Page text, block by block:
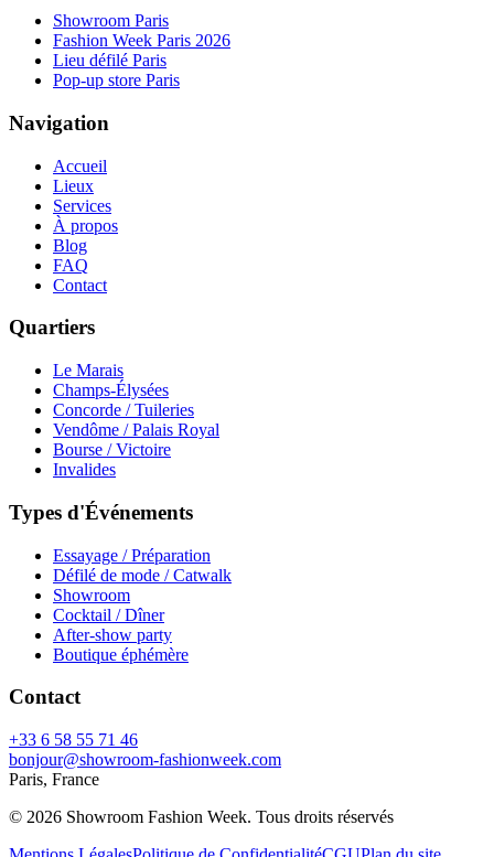
Showroom Paris
Fashion Week Paris 2026
Lieu défilé Paris
Pop-up store Paris
Navigation
Accueil
Lieux
Services
À propos
Blog
FAQ
Contact
Quartiers
Le Marais
Champs-Élysées
Concorde / Tuileries
Vendôme / Palais Royal
Bourse / Victoire
Invalides
Types d'Événements
Essayage / Préparation
Défilé de mode / Catwalk
Showroom
Cocktail / Dîner
After-show party
Boutique éphémère
Contact
+33 6 58 55 71 46
bonjour@showroom-fashionweek.com
Paris, France
© 2026 Showroom Fashion Week. Tous droits réservés